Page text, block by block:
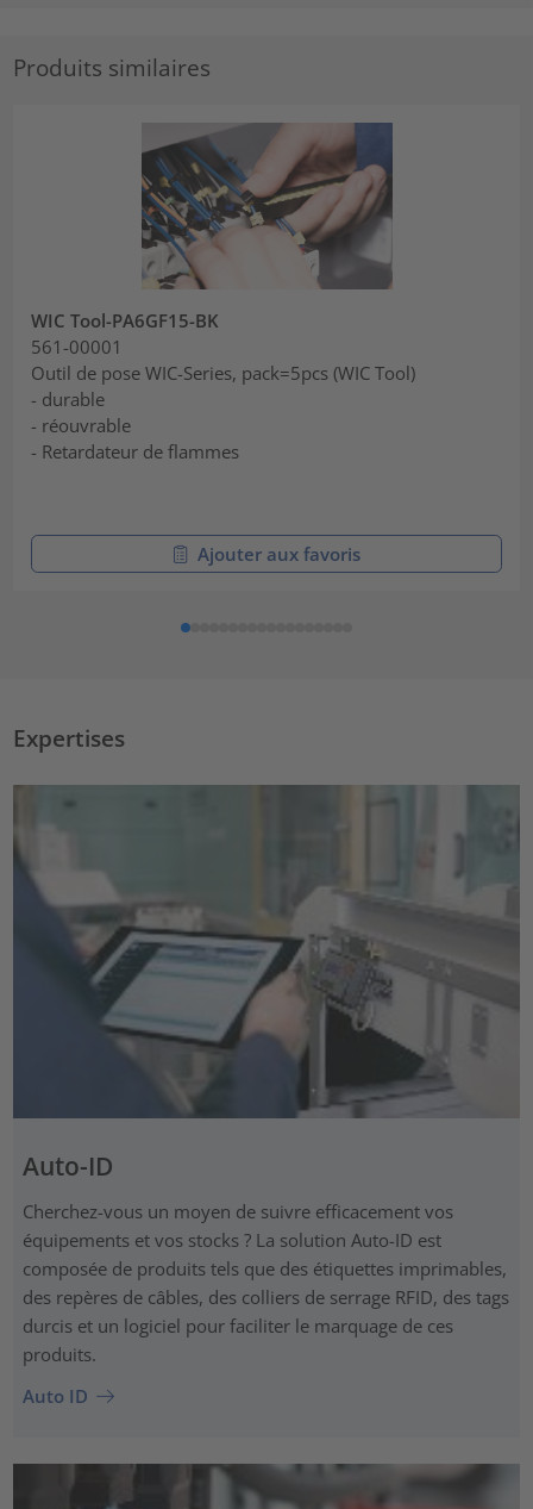
Produits similaires
WIC Tool-PA6GF15-BK
561-00001
Outil de pose WIC-Series, pack=5pcs (WIC Tool)
- durable
- réouvrable
- Retardateur de flammes
Ajouter aux favoris
Expertises
Auto-ID
Cherchez-vous un moyen de suivre efficacement vos
équipements et vos stocks ? La solution Auto-ID est
composée de produits tels que des étiquettes imprimables,
des repères de câbles, des colliers de serrage RFID, des tags
durcis et un logiciel pour faciliter le marquage de ces
produits.
Auto ID